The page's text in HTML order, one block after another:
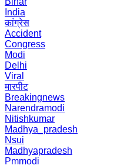
India
कांग्रेस
Accident
Congress
Modi
Delhi
Viral
मारपीट
Breakingnews
Narendramodi
Nitishkumar
Madhya_pradesh
Nsui
Madhyapradesh
Pmmodi